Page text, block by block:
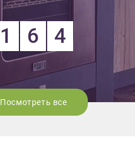
1 6 4
Посмотреть все